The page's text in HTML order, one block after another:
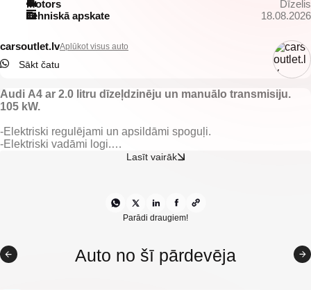
Motors
Dīzelis
Tehniskā apskate
18.08.2026
carsoutlet.lvAplūkot visus auto
Sākt čatu
Audi A4 ar 2.0 litru dīzeļdzinēju un manuālo transmisiju.
105 kW.
-Elektriski regulējami un apsildāmi spoguļi.
-Elektriski vadāmi logi.
-Miglas lukturi.
-LED dienas gaitas gaismas.
Lasīt vairāk
Parādi draugiem!
Auto no šī pārdevēja